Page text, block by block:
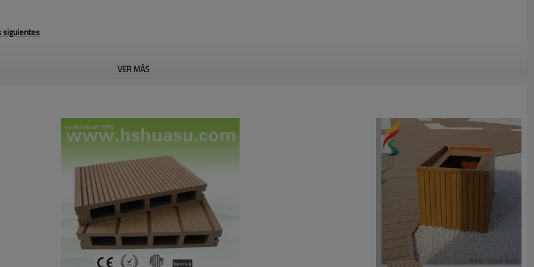
siguientes
gris, gris oscuro
VER MÁS